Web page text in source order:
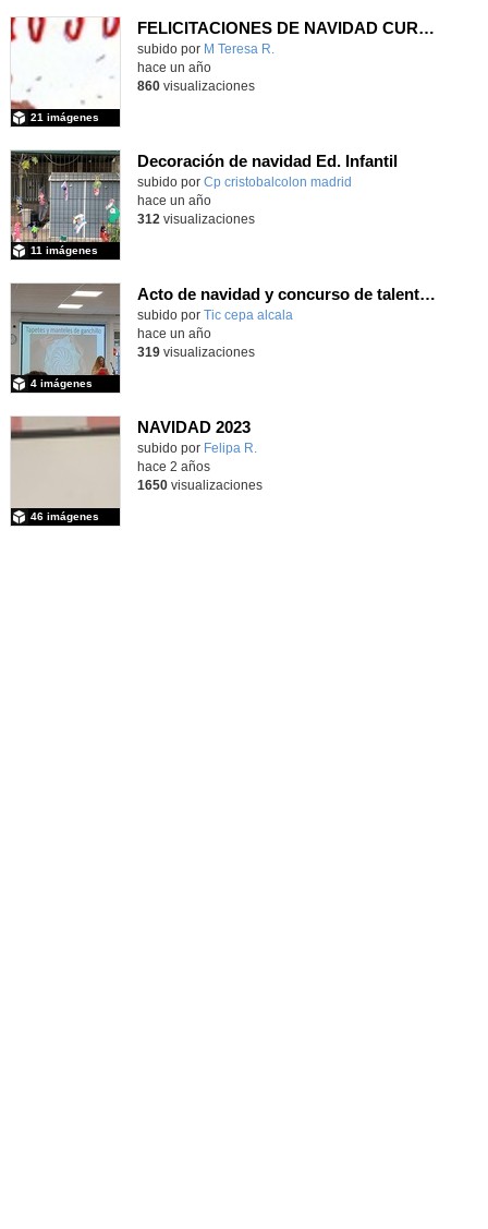
FELICITACIONES DE NAVIDAD CURSO 2024-25
subido por M Teresa R.
21 imágenes
hace un año
860visualizaciones
Decoración de navidad Ed. Infantil
Contenido educativo.
subido por Cp cristobalcolon madrid
11 imágenes
hace un año
312 visualizaciones
Acto de navidad y concurso de talentos 23/24
subido por Tic cepa alcala
4 imágenes
hace un año
319visualizaciones
NAVIDAD 2023
subido por Felipa R.
46 imágenes
hace 2 años
1650visualizaciones